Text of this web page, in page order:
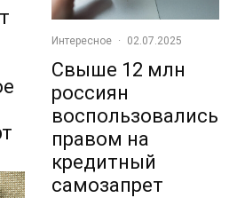
Интересное · 02.07.2025
Свыше 12 млн
россиян
воспользовались
правом на
кредитный
самозапрет